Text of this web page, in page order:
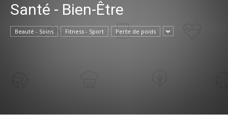
Santé - Bien-Être
Beauté - Soins Fitness - Sport Perte de poids